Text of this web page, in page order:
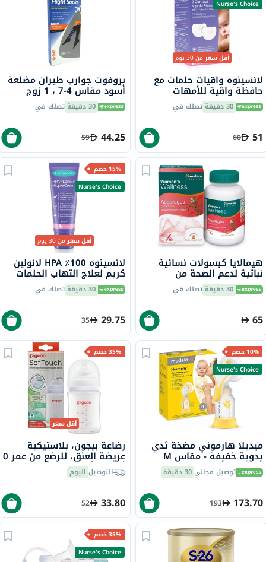
Nurse's Choice
أقل سعرمن 30 يوم
لانسينوه واقيات حلمات مع
حافظة واقية للأمهات
حزمة من 2
30 دقيقة تصلك في
51
60
بروفوت جوارب طيران مضلعة
أسود مقاس 4-7 ، 1 زوج
P72112 / 1
30 دقيقة تصلك في
44.25
59
هيمالايا كبسولات نسائية
نباتية لدعم الصحة من
حزمة من 60 كبسولة
30 دقيقة تصلك في
65
15% خصم
Nurse's Choice
أقل سعرمن 30 يوم
لانسينوه 100٪؜ HPA لانولين
كريم لعلاج التهاب الحلمات
وجفاف وتشقق الجلد 10 مل
30 دقيقة تصلك في
29.75
35
10% خصم
Nurse's Choice
ميديلا هارموني مضخة ثدي
يدوية خفيفة - مقاس M
توصيل مجاني30 دقيقة
173.70
193
35% خصم
أقل سعر
رضاعة بيجون، بلاستيكية
عريضة العنق، للرضع من عمر 0
أشهر فأكثر، 160 مل
التوصيل اليوم
33.80
52
35% خصم
Nurse's Choice